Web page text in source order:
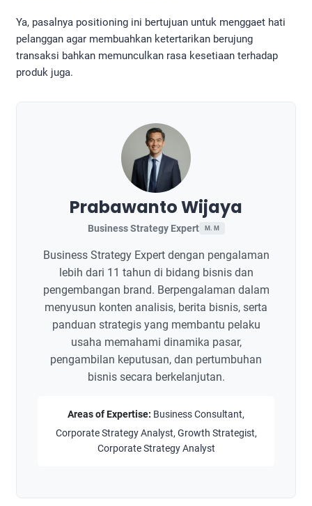
Ya, pasalnya positioning ini bertujuan untuk menggaet hati
pelanggan agar membuahkan ketertarikan berujung
transaksi bahkan memunculkan rasa kesetiaan terhadap
produk juga.
Prabawanto Wijaya
Business Strategy Expert M. M
Business Strategy Expert dengan pengalaman
lebih dari 11 tahun di bidang bisnis dan
pengembangan brand. Berpengalaman dalam
menyusun konten analisis, berita bisnis, serta
panduan strategis yang membantu pelaku
usaha memahami dinamika pasar,
pengambilan keputusan, dan pertumbuhan
bisnis secara berkelanjutan.
Areas of Expertise: Business Consultant,
Corporate Strategy Analyst, Growth Strategist,
Corporate Strategy Analyst